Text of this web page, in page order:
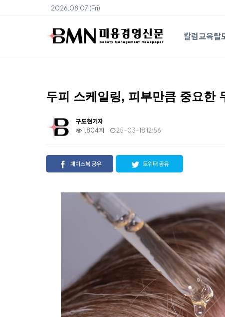
2026.08.07 (Fri)
칼럼교육탈
두피 스케일링, 피부만큼 중요한
구도현기자
1,804회
25-03-18 12:56
페이스북 공유 트위터 공유